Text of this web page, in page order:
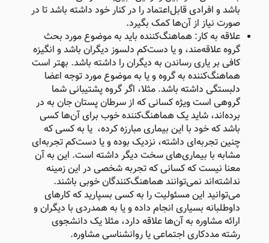
باشد و افرادی قابل‌اعتماد را در کنار خود داشته باشد تا در
صورت نیاز از آن‌ها کمک بگیرد.
علاقه به کار: هماهنگ‌کننده باید به موضوع مورد بحث
گروه علاقه‌مند، و یا دست‌کم دلسوز دیگران باشد و انگیزه
کافی بر یاری رساندن به دیگران را داشته باشد. بهتر است
هماهنگ‌کننده به گروه و یا به موضوع مورد توجه اعضا
دلبستگی داشته باشد. مثلا، اگر گروه پشتیبانی شما
گروهی است ویژه کسانی که از سرطان پستان جان به در
برده‌اند، شاید یک هماهنگ‌کننده‌ خوب برای آن‌ها کسی
باشد که خود با این بیماری مبارزه کرده، یا به کسی که
چنین تجربه‌ای داشته، نزدیک بوده و یا دست‌کم تجربه‌ای
مشابه با بیماری‌های سخت دیگر داشته است. این به آن
معنا نیست که کسانی که تجربه شخصی در این زمینه
نداشته‌اند نمی‌توانند هماهنگ‌کنندگان خوبی باشند.
می‌توانید این مسئولیت را به کسی بسپارید که کارهای
داوطلبانه بسیاری انجام داده و یا به همدردی با دیگران و
ارائه مشاوره به آن‌ها علاقه دارد، مثلا یک دانشجوی
رشته مددکاری اجتماعی یا روانشناسی مشاوره.